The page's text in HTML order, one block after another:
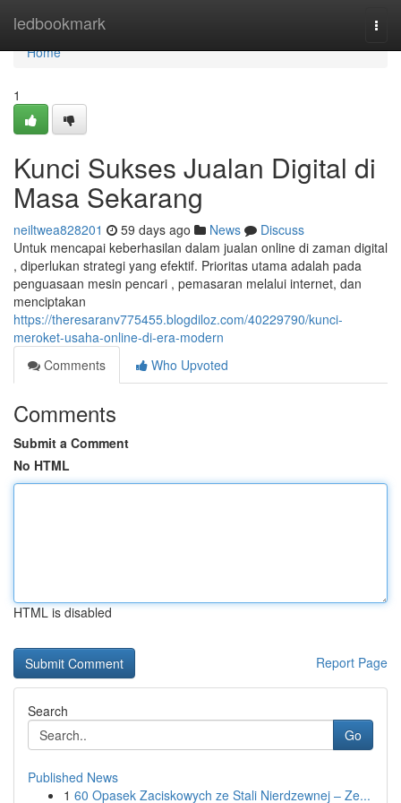
ledbookmark
Home
Home
1
Kunci Sukses Jualan Digital di
Masa Sekarang
neiltwea828201 59 days ago News
Discuss
Untuk mencapai keberhasilan dalam jualan online di zaman digital
, diperlukan strategi yang efektif. Prioritas utama adalah pada
penguasaan mesin pencari , pemasaran melalui internet, dan
menciptakan
https://theresaranv775455.blogdiloz.com/40229790/kunci-
meroket-usaha-online-di-era-modern
Comments
Who Upvoted
Comments
Submit a Comment
No HTML
HTML is disabled
Report Page
Search
Go
Published News
1 60 Opasek Zaciskowych ze Stali Nierdzewnej – Ze...